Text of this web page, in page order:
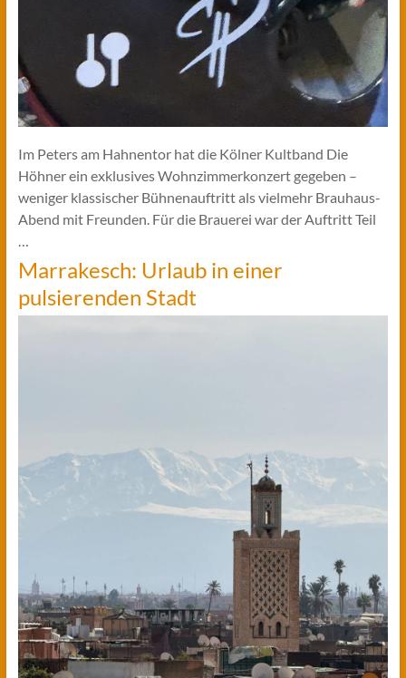
Im Peters am Hahnentor hat die Kölner Kultband Die
Höhner ein exklusives Wohnzimmerkonzert gegeben –
weniger klassischer Bühnenauftritt als vielmehr Brauhaus-
Abend mit Freunden. Für die Brauerei war der Auftritt Teil
…
Marrakesch: Urlaub in einer
pulsierenden Stadt